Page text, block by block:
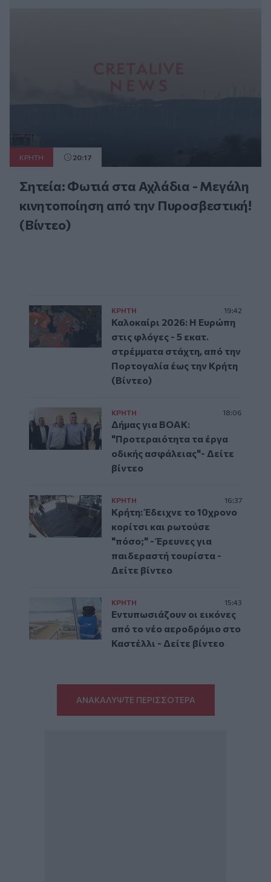
ΚΡΗΤΗ 20:17
Σητεία: Φωτιά στα Αχλάδια - Μεγάλη
κινητοποίηση από την Πυροσβεστική!
(Βίντεο)
ΚΡΗΤΗ 19:42
Καλοκαίρι 2026: Η Ευρώπη
στις φλόγες - 5 εκατ.
στρέμματα στάχτη, από την
Πορτογαλία έως την Κρήτη
(Βίντεο)
ΚΡΗΤΗ 18:06
Δήμας για ΒΟΑΚ:
"Προτεραιότητα τα έργα
οδικής ασφάλειας"- Δείτε
βίντεο
ΚΡΗΤΗ 16:37
Κρήτη: Έδειχνε το 10χρονο
κορίτσι και ρωτούσε
"πόσο;" - Έρευνες για
παιδεραστή τουρίστα -
Δείτε βίντεο
ΚΡΗΤΗ 15:43
Εντυπωσιάζουν οι εικόνες
από το νέο αεροδρόμιο στο
Καστέλλι - Δείτε βίντεο
ΑΝΑΚΑΛΥΨΤΕ ΠΕΡΙΣΣΟΤΕΡΑ